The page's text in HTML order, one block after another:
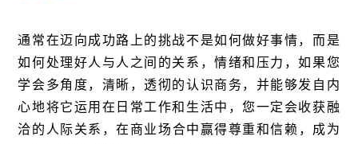
通常在迈向成功路上的挑战不是如何做好事情，而是
如何处理好人与人之间的关系，情绪和压力，如果您
学会多角度，清晰，透彻的认识商务，并能够发自内
心地将它运用在日常工作和生活中，您一定会收获融
洽的人际关系，在商业场合中赢得尊重和信赖 ， 成为